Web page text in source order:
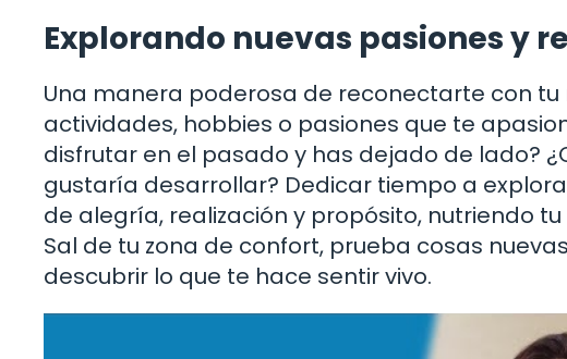
Explorando nuevas pasiones y
Una manera poderosa de reconectarte con
actividades, hobbies o pasiones que te
disfrutar en el pasado y has dejado de lado?
gustaría desarrollar? Dedicar tiempo a
de alegría, realización y propósito, nutriendo
Sal de tu zona de confort, prueba cosas
descubrir lo que te hace sentir vivo.